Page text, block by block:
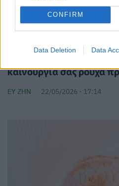
CONFIRM
Data Deletion Data
καινούργια σας ρούχα
ΕΥ ΖΗΝ 22/05/2026 - 17:14